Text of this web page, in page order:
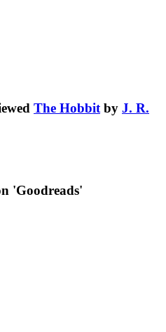
The Hobbit by J. R.
'Goodreads'